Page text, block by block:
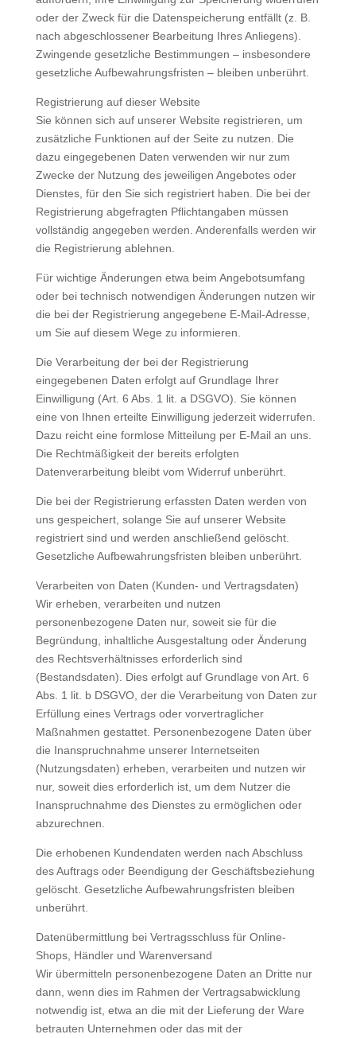
oder der Zweck für die Datenspeicherung entfällt (z. B.
nach abgeschlossener Bearbeitung Ihres Anliegens).
Zwingende gesetzliche Bestimmungen – insbesondere
gesetzliche Aufbewahrungsfristen – bleiben unberührt.
Registrierung auf dieser Website
Sie können sich auf unserer Website registrieren, um
zusätzliche Funktionen auf der Seite zu nutzen. Die
dazu eingegebenen Daten verwenden wir nur zum
Zwecke der Nutzung des jeweiligen Angebotes oder
Dienstes, für den Sie sich registriert haben. Die bei der
Registrierung abgefragten Pflichtangaben müssen
vollständig angegeben werden. Anderenfalls werden wir
die Registrierung ablehnen.
Für wichtige Änderungen etwa beim Angebotsumfang
oder bei technisch notwendigen Änderungen nutzen wir
die bei der Registrierung angegebene E-Mail-Adresse,
um Sie auf diesem Wege zu informieren.
Die Verarbeitung der bei der Registrierung
eingegebenen Daten erfolgt auf Grundlage Ihrer
Einwilligung (Art. 6 Abs. 1 lit. a DSGVO). Sie können
eine von Ihnen erteilte Einwilligung jederzeit widerrufen.
Dazu reicht eine formlose Mitteilung per E-Mail an uns.
Die Rechtmäßigkeit der bereits erfolgten
Datenverarbeitung bleibt vom Widerruf unberührt.
Die bei der Registrierung erfassten Daten werden von
uns gespeichert, solange Sie auf unserer Website
registriert sind und werden anschließend gelöscht.
Gesetzliche Aufbewahrungsfristen bleiben unberührt.
Verarbeiten von Daten (Kunden- und Vertragsdaten)
Wir erheben, verarbeiten und nutzen
personenbezogene Daten nur, soweit sie für die
Begründung, inhaltliche Ausgestaltung oder Änderung
des Rechtsverhältnisses erforderlich sind
(Bestandsdaten). Dies erfolgt auf Grundlage von Art. 6
Abs. 1 lit. b DSGVO, der die Verarbeitung von Daten zur
Erfüllung eines Vertrags oder vorvertraglicher
Maßnahmen gestattet. Personenbezogene Daten über
die Inanspruchnahme unserer Internetseiten
(Nutzungsdaten) erheben, verarbeiten und nutzen wir
nur, soweit dies erforderlich ist, um dem Nutzer die
Inanspruchnahme des Dienstes zu ermöglichen oder
abzurechnen.
Die erhobenen Kundendaten werden nach Abschluss
des Auftrags oder Beendigung der Geschäftsbeziehung
gelöscht. Gesetzliche Aufbewahrungsfristen bleiben
unberührt.
Datenübermittlung bei Vertragsschluss für Online-
Shops, Händler und Warenversand
Wir übermitteln personenbezogene Daten an Dritte nur
dann, wenn dies im Rahmen der Vertragsabwicklung
notwendig ist, etwa an die mit der Lieferung der Ware
betrauten Unternehmen oder das mit der